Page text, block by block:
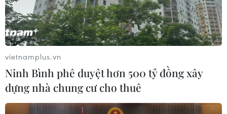
vietnamplus.vn
Ninh Bình phê duyệt hơn 500 tỷ đồng xây
dựng nhà chung cư cho thuê